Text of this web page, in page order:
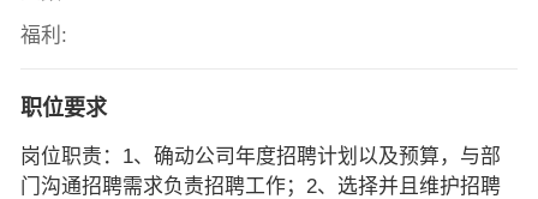
福利:
职位要求
岗位职责：1、确动公司年度招聘计划以及预算，与部
门沟通招聘需求负责招聘工作；2、选择并且维护招聘